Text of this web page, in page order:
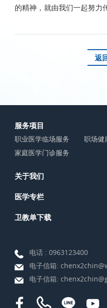
的精神，就由我们一起努力
返
服务项目
职业医学临场服务
职场健
家庭医学门诊服务
关于我们
医学专栏
卫教单下载
电话 : 0963123400
电子信箱:
电子信箱: